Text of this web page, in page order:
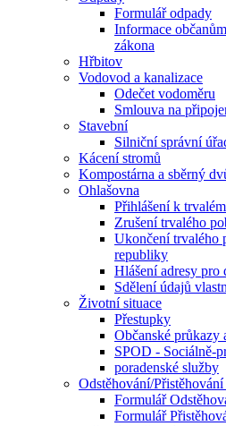
Formulář odpady
Informace
zákona
Hřbitov
Vodovod a kanalizace
Odečet vodoměru
Smlouva na
Stavební
Silniční správní
Kácení stromů
Kompostárna a sběrný
Ohlašovna
Přihlášení k
Zrušení trvalého
Ukončení trvalého
republiky
Hlášení adresy pro
Sdělení údajů
Životní situace
Přestupky
Občanské průkazy
SPOD - Sociálně-
poradenské služby
Odstěhování/
Formulář
Formulář